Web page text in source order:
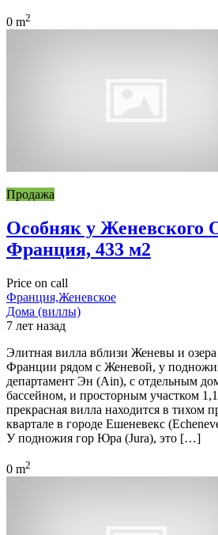
0 m2
Продажа
Особняк у Женевского
Франция, 433 м2
Price on call
Франция,Женевское
Дома (виллы)
7 лет назад
Элитная вилла вблизи Женевы и
Франции рядом с Женевой, у
департамент Эн (Ain), с отдельным
бассейном, и просторным участком 1,1
прекрасная вилла находится в тихом
квартале в городе Ешеневекс
У подножия гор Юра (Jura), это […]
0 m2